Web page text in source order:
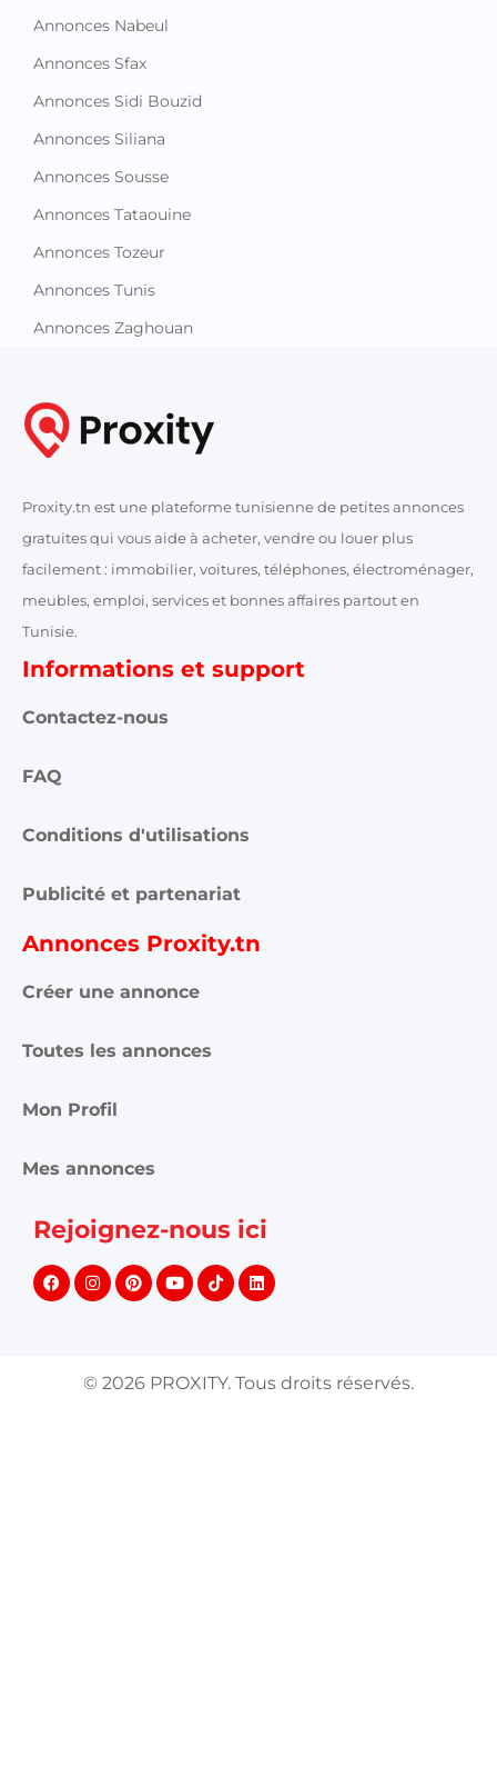
Annonces Nabeul
Annonces Sfax
Annonces Sidi Bouzid
Annonces Siliana
Annonces Sousse
Annonces Tataouine
Annonces Tozeur
Annonces Tunis
Annonces Zaghouan
Proxity.tn est une plateforme tunisienne de petites annonces
gratuites qui vous aide à acheter, vendre ou louer plus
facilement : immobilier, voitures, téléphones, électroménager,
meubles, emploi, services et bonnes affaires partout en
Tunisie.
Informations et support
Contactez-nous
FAQ
Conditions d'utilisations
Publicité et partenariat
Annonces Proxity.tn
Créer une annonce
Toutes les annonces
Mon Profil
Mes annonces
Rejoignez-nous ici
© 2026 PROXITY. Tous droits réservés.